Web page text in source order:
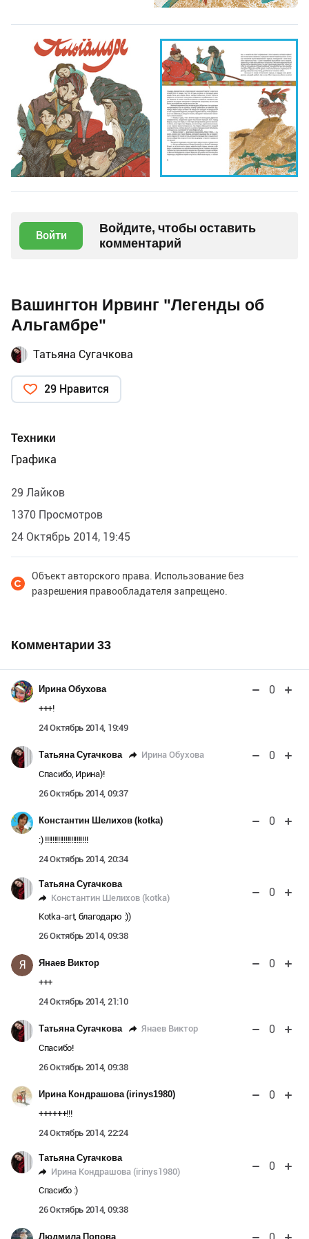
Войти
Войдите, чтобы оставить
комментарий
Вашингтон Ирвинг "Легенды об
Альгамбре"
Татьяна Сугачкова
29 Нравится
Техники
Графика
29 Лайков
1370 Просмотров
24 Октябрь 2014, 19:45
Объект авторского права. Использование без
разрешения правообладателя запрещено.
Комментарии 33
Ирина Обухова 0
+++!
24 Октябрь 2014, 19:49
Татьяна Сугачкова Ирина Обухова 0
Спасибо, Ирина)!
26 Октябрь 2014, 09:37
Константин Шелихов (kotka) 0
:) !!!!!!!!!!!!!!!!!!!!!!!
24 Октябрь 2014, 20:34
Татьяна Сугачкова
Константин Шелихов (kotka)
0
Kotka-art, благодарю :))
26 Октябрь 2014, 09:38
Я Янаев Виктор 0
+++
24 Октябрь 2014, 21:10
Татьяна Сугачкова Янаев Виктор 0
Спасибо!
26 Октябрь 2014, 09:38
Ирина Кондрашова (irinys1980) 0
++++++!!!
24 Октябрь 2014, 22:24
Татьяна Сугачкова
Ирина Кондрашова (irinys1980)
0
Спасибо :)
26 Октябрь 2014, 09:38
Людмила Попова